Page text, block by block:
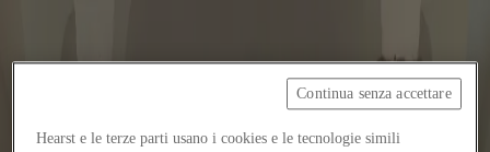
Hearst e le terze parti usano i cookies e le tecnologie simili
Continua senza accettare